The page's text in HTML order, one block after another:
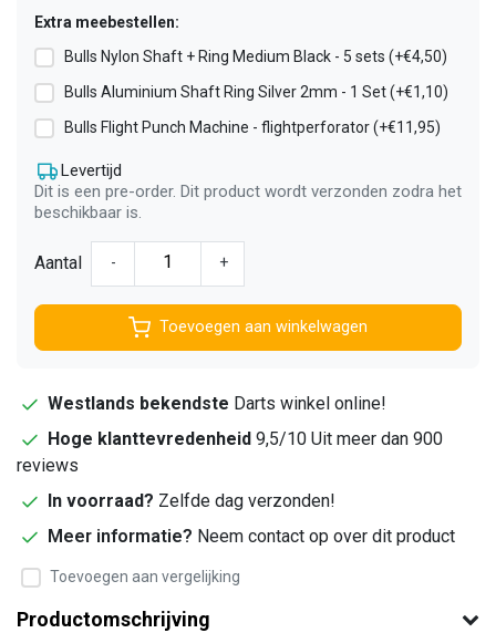
Extra meebestellen:
Bulls Nylon Shaft + Ring Medium Black - 5 sets (+€4,50)
Bulls Aluminium Shaft Ring Silver 2mm - 1 Set (+€1,10)
Bulls Flight Punch Machine - flightperforator (+€11,95)
Levertijd
Dit is een pre-order. Dit product wordt verzonden zodra het
beschikbaar is.
Aantal - +
Toevoegen aan winkelwagen
Westlands bekendste Darts winkel online!
Hoge klanttevredenheid 9,5/10 Uit meer dan 900
reviews
In voorraad? Zelfde dag verzonden!
Meer informatie? Neem contact op over dit product
Toevoegen aan vergelijking
Productomschrijving